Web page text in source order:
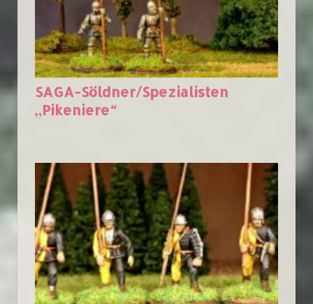
SAGA-Söldner/Spezialisten
„Pikeniere“